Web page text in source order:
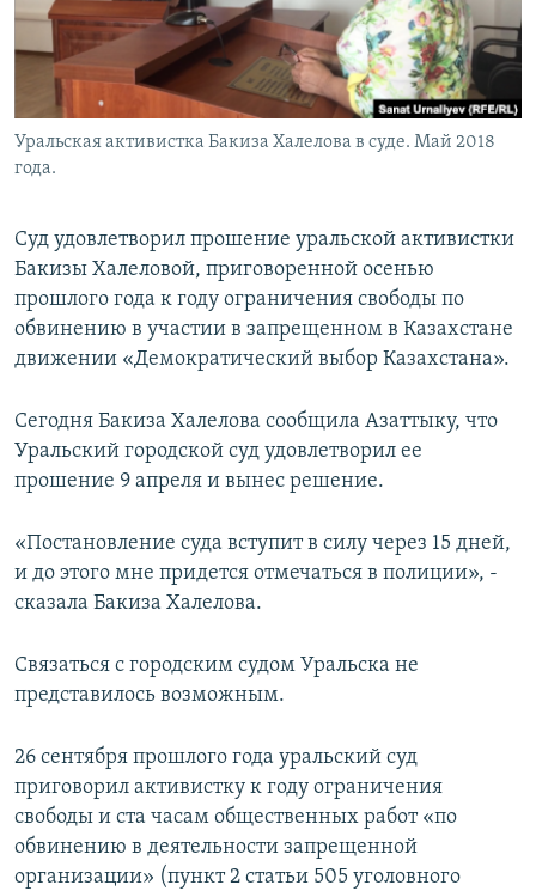
Уральская активистка Бакиза Халелова в суде. Май 2018
года.
Суд удовлетворил прошение уральской активистки
Бакизы Халеловой, приговоренной осенью
прошлого года к году ограничения свободы по
обвинению в участии в запрещенном в Казахстане
движении «Демократический выбор Казахстана».
Сегодня Бакиза Халелова сообщила Азаттыку, что
Уральский городской суд удовлетворил ее
прошение 9 апреля и вынес решение.
«Постановление суда вступит в силу через 15 дней,
и до этого мне придется отмечаться в полиции», -
сказала Бакиза Халелова.
Связаться с городским судом Уральска не
представилось возможным.
26 сентября прошлого года уральский суд
приговорил активистку к году ограничения
свободы и ста часам общественных работ «по
обвинению в деятельности запрещенной
организации» (пункт 2 статьи 505 уголовного